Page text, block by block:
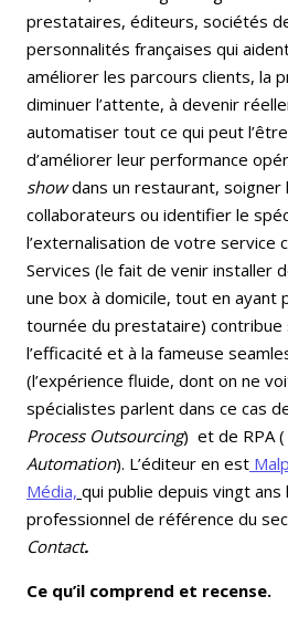
prestataires, éditeurs, sociétés
personnalités françaises qui
améliorer les parcours clients, la
diminuer l’attente, à devenir
automatiser tout ce qui peut
d’améliorer leur performance
showdans un restaurant, soigner
collaborateurs ou identifier le
l’externalisation de votre service
Services (le fait de venir installer
une box à domicile, tout en ayant
tournée du prestataire) contribue
l’efficacité et à la fameuse
(l’expérience fluide, dont on ne
spécialistes parlent dans ce cas
Process Outsourcing) et de RPA (
Automation). L’éditeur en est
Média, qui publie depuis vingt ans
professionnel de référence du
Contact.
Ce qu’il comprend et recense.